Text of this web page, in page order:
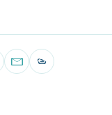
E-mailCopiar link